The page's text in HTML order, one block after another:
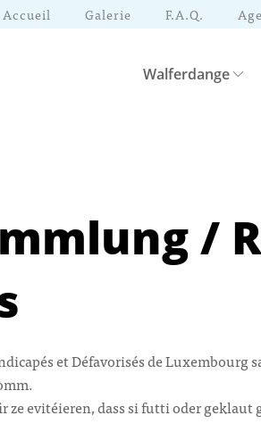
Accueil Galerie F.A.Q.
Walferdange
/
et Défavorisés de
ze evitéieren, dass si futti oder geklaut